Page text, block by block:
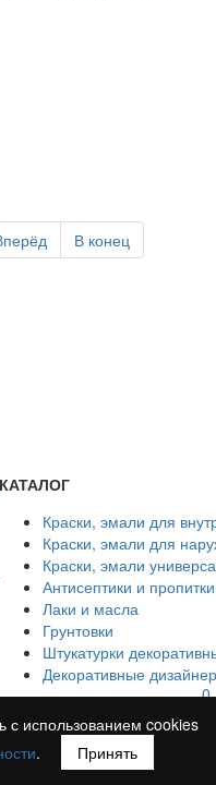
с использованием cookies
. Принять
В конец
КАТАЛОГ
Краски, эмали для
Краски, эмали для
Краски, эмали
Антисептики и
Лаки и масла
Грунтовки
Штукатурки
Декоративные
0